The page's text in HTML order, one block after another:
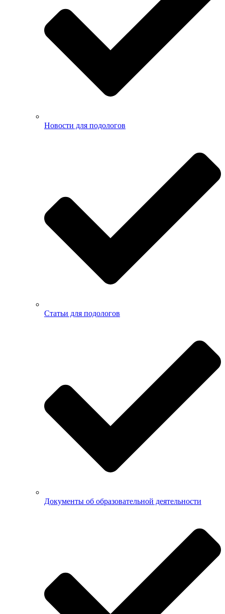
Новости для подологов
Статьи для подологов
Документы об образовательной деятельности